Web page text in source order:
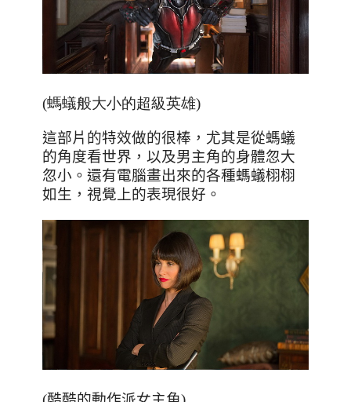
(螞蟻般大小的超級英雄)
這部片的特效做的很棒，尤其是從螞蟻
的角度看世界，以及男主角的身體忽大
忽小。還有電腦畫出來的各種螞蟻栩栩
如生，視覺上的表現很好。